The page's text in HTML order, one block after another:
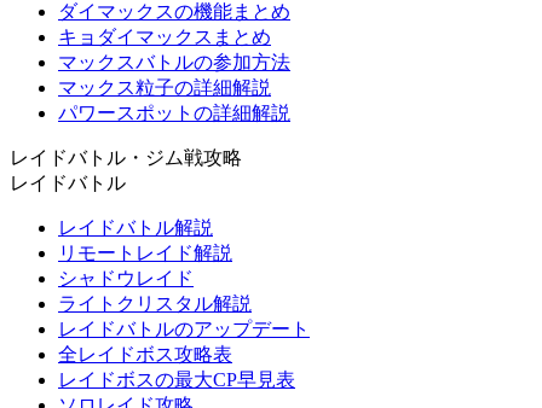
ダイマックスの機能まとめ
キョダイマックスまとめ
マックスバトルの参加方法
マックス粒子の詳細解説
パワースポットの詳細解説
レイドバトル・ジム戦攻略
レイドバトル
レイドバトル解説
リモートレイド解説
シャドウレイド
ライトクリスタル解説
レイドバトルのアップデート
全レイドボス攻略表
レイドボスの最大CP早見表